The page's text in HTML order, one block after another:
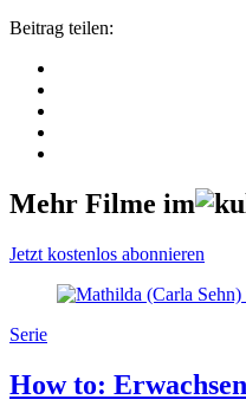
Beitrag teilen:
Mehr Filme im
Jetzt kostenlos abonnieren
Serie
How to: